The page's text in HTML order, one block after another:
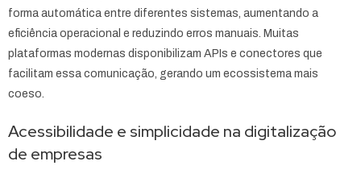
forma automática entre diferentes sistemas, aumentando a
eficiência operacional e reduzindo erros manuais. Muitas
plataformas modernas disponibilizam APIs e conectores que
facilitam essa comunicação, gerando um ecossistema mais
coeso.
Acessibilidade e simplicidade na digitalização
de empresas